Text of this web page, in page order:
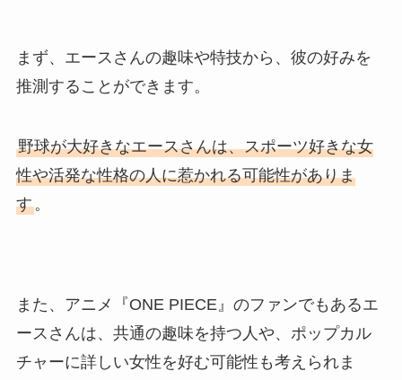
まず、エースさんの趣味や特技から、彼の好みを
推測することができます。
野球が大好きなエースさんは、スポーツ好きな女
性や活発な性格の人に惹かれる可能性がありま
す。
また、アニメ『ONE PIECE』のファンでもあるエ
ースさんは、共通の趣味を持つ人や、ポップカル
チャーに詳しい女性を好む可能性も考えられま